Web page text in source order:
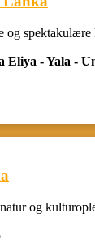
og
- Yala -
og